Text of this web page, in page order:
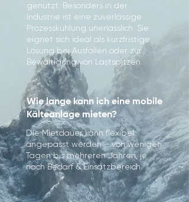
genutzt. Besonders in der
Industrie ist eine zuverlässige
Prozesskühlung unerlässlich. Sie
eignet sich ideal als kurzfristige
Lösung bei Ausfällen oder zur
Bewältigung von Lastspitzen.
Wie lange kann ich eine mobile
Kälteanlage mieten?
Die Mietdauer kann flexibel
angepasst werden – von wenigen
Tagen bis mehreren Jahren, je
nach Bedarf & Einsatzbereich.